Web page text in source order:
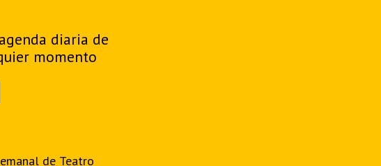
diaria de
momento
de Teatro